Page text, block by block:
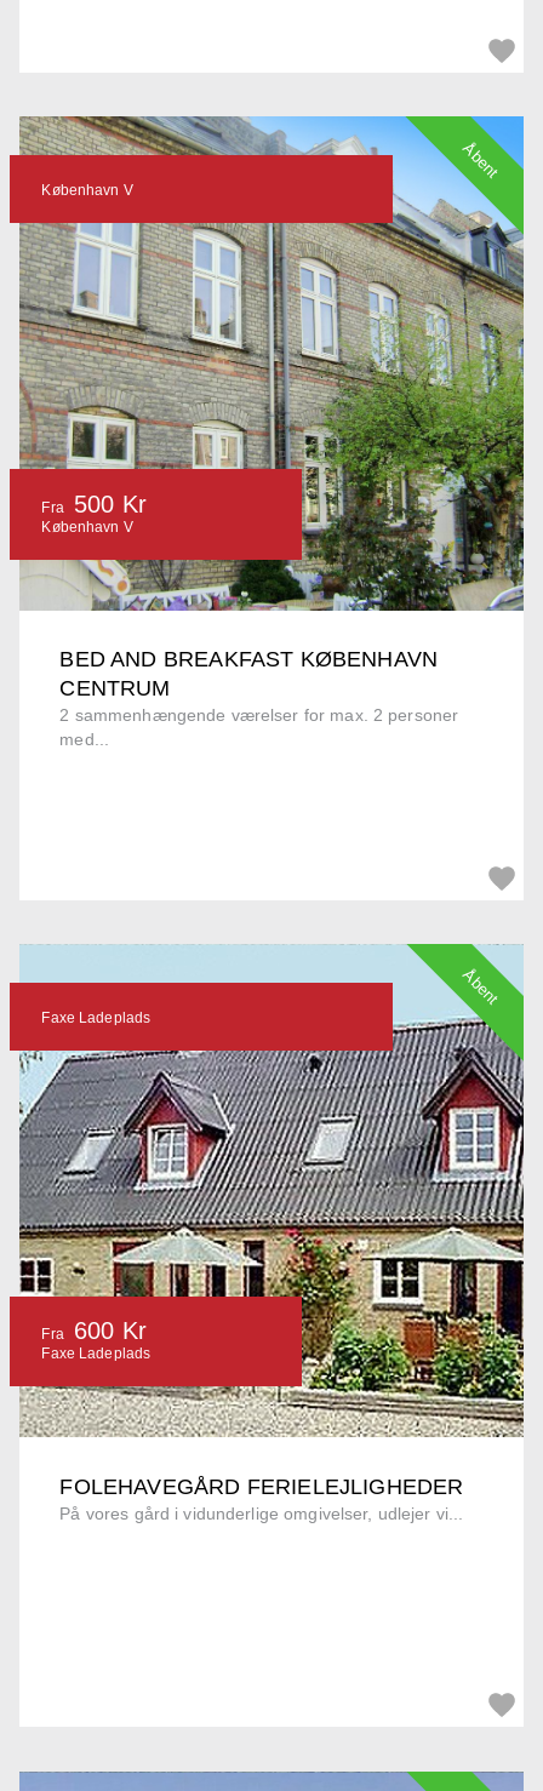
BED AND BREAKFAST KØBENHAVN
CENTRUM
2 sammenhængende værelser for max. 2 personer
med...
København V
Fra 500 Kr
København V
Åbent
FOLEHAVEGÅRD FERIELEJLIGHEDER
På vores gård i vidunderlige omgivelser, udlejer vi...
Faxe Ladeplads
Fra 600 Kr
Faxe Ladeplads
Åbent